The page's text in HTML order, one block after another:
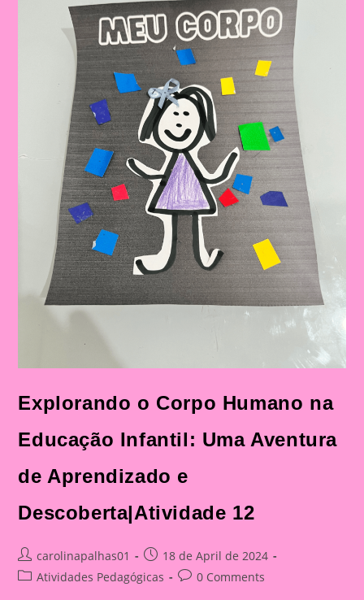
Aprendizado
E
Descoberta|Atividade
09
Explorando o Corpo Humano na
Educação Infantil: Uma Aventura
de Aprendizado e
Descoberta|Atividade 12
Post
author:
carolinapalhas01
Post
published:
18 de April de 2024
PostAtividades Pedagógicas
Post0 Comments